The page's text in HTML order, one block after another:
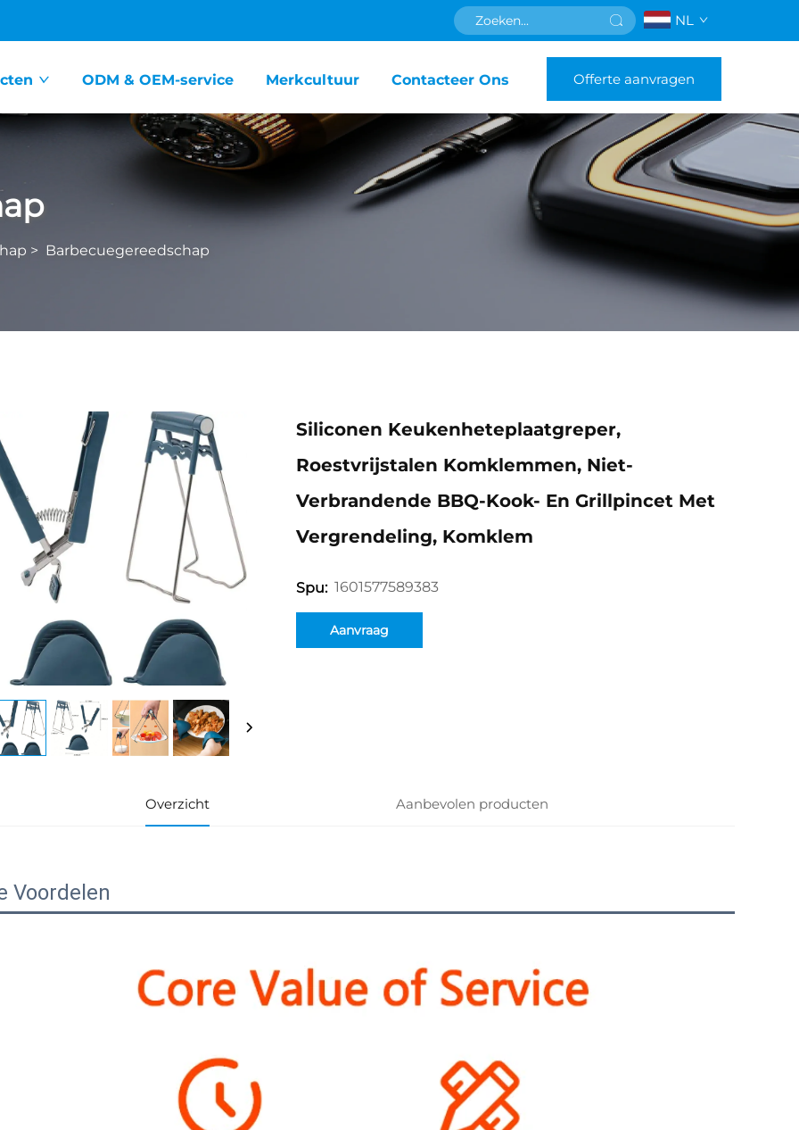
NL
ODM & OEM-service Merkcultuur Contacteer Ons Offerte aanvragen
> Barbecuegereedschap
Siliconen Keukenheteplaatgreper,
Roestvrijstalen Komklemmen, Niet-
Verbrandende BBQ-Kook- En Grillpincet Met
Vergrendeling, Komklem
Spu: 1601577589383
Aanvraag
Overzicht Aanbevolen producten
Voordelen